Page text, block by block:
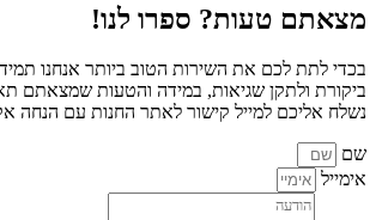
מצאתם טעות? ספרו לנו!
בכדי לתת לכם את השירות הטוב ביותר אנחנו
ביקורת ולתקן שגיאות, במידה והטעות שמצאתם
נשלח אליכם למייל קישור לאתר החנות עם הנחה
שם
אימייל